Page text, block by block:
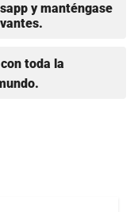
y manténgase
toda la